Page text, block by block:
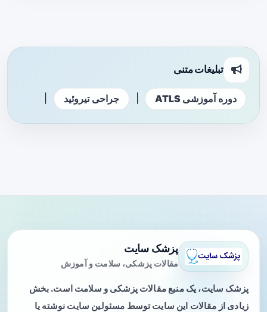
تبلیغات متنی
دوره آموزشی ATLS جراحی تیروئید
پزشک سایت
مقالات پزشکی، سلامت و آموزش
پزشک سایت، یک منبع مقالات پزشکی و سلامت است. بخش
زیادی از مقالات این سایت توسط مسئولین سایت نوشته یا